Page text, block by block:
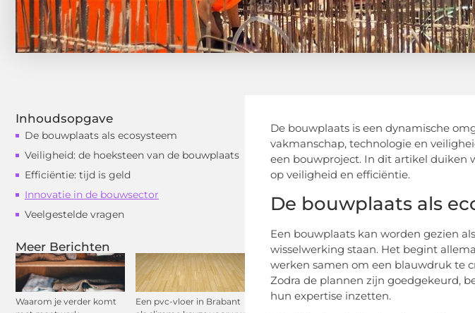
Inhoudsopgave
De bouwplaats als ecosysteem
Veiligheid: de hoeksteen van de bouwplaats
Efficiëntie: tijd is geld
Innovatie in de bouwsector
Veelgestelde vragen
Meer Berichten
Waarom je verder komt
Een pvc-vloer in Brabant
De bouwplaats is een dynamische
vakmanschap, technologie en
een bouwproject. In dit artikel duiken
op veiligheid en efficiëntie.
De bouwplaats als
Een bouwplaats kan worden gezien
wisselwerking staan. Het begint
werken samen om een blauwdruk te
Zodra de plannen zijn goedgekeurd,
hun expertise inzetten.